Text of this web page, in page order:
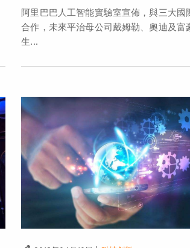
阿里巴巴人工智能實驗室宣佈，與三大國
合作，未來平治母公司戴姆勒、奧迪及富
生...